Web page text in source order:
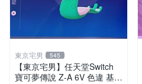
東京宅男 545
【東京宅男】任天堂Switch
寶可夢傳說 Z-A 6V 色違 基格